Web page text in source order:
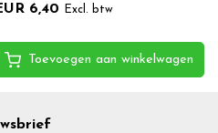
6,40
Excl. btw
Toevoegen aan winkelwagen